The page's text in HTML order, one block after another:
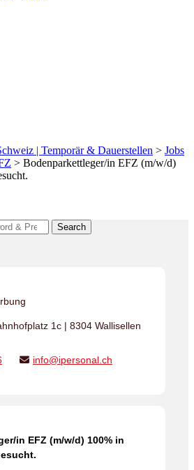
| Temporär & Dauerstellen > Jobs
> Bodenparkettleger/in EFZ (m/w/d)
Search
1c | 8304 Wallisellen
info@ipersonal.ch
in EFZ (m/w/d) 100% in